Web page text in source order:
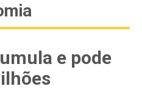
e pode